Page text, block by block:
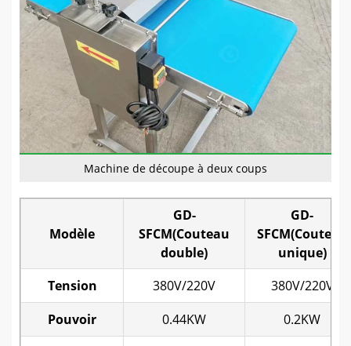
Machine de découpe à deux coups
Modèle
GD-
SFCM(Couteau
double)
GD-
SFCM(Couteau
unique)
Tension
380V/220V
380V/220V
Pouvoir
0.44KW
0.2KW